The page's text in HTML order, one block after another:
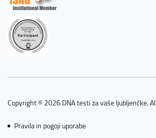
Copyright © 2026 DNA testi za vaše ljubljenčke.
Pravila in pogoji uporabe